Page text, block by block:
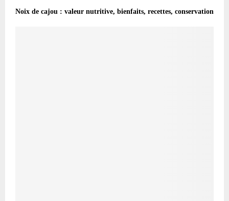
Noix de cajou : valeur nutritive, bienfaits, recettes, conservation